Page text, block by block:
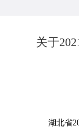
关于
湖北省